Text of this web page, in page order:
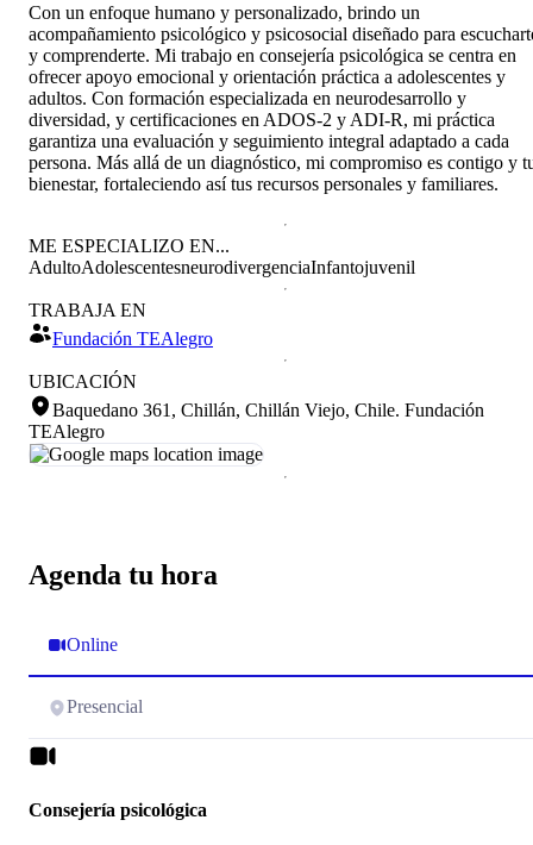
Agenda tu hora
Online
Presencial
Consejería psicológica
Con un enfoque humano y personalizado, brindo un
acompañamiento psicológico y psicosocial diseñado para
y comprenderte. Mi trabajo en consejería psicológica se centra en
ofrecer apoyo emocional y orientación práctica a adolescentes y
adultos. Con formación especializada en neurodesarrollo y
diversidad, y certificaciones en ADOS-2 y ADI-R, mi práctica
garantiza una evaluación y seguimiento integral adaptado a cada
persona. Más allá de un diagnóstico, mi compromiso es contigo y
bienestar, fortaleciendo así tus recursos personales y familiares.
ME ESPECIALIZO EN...
AdultoAdolescentesneurodivergenciaInfantojuvenil
TRABAJA EN
Fundación TEAlegro
UBICACIÓN
Baquedano 361, Chillán, Chillán Viejo, Chile. Fundación
TEAlegro